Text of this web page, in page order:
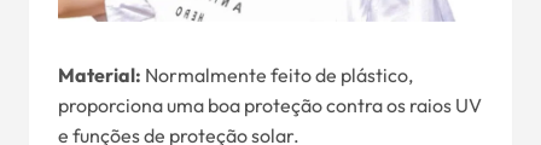
Material: Normalmente feito de plástico,
proporciona uma boa proteção contra os raios UV
e funções de proteção solar.